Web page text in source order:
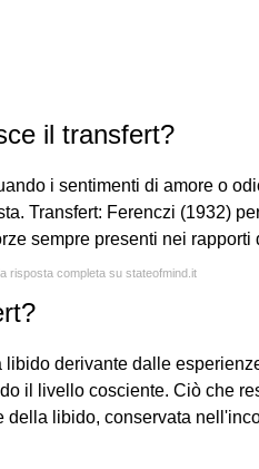
il transfert?
i sentimenti di amore o
Transfert: Ferenczi (1932)
sempre presenti nei rapporti
risposta completa su stateofmind.it
derivante dalle
il livello cosciente. Ciò che
libido, conservata